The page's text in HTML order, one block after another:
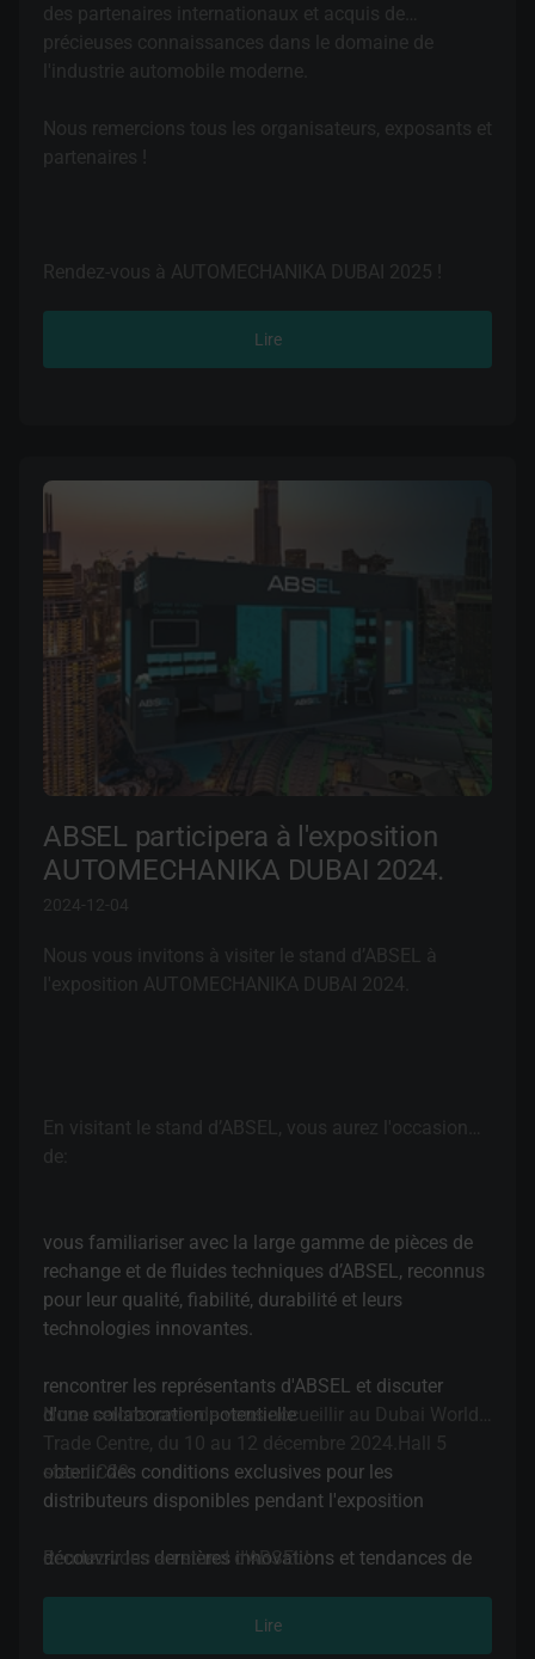
des partenaires internationaux et acquis de
précieuses connaissances dans le domaine de
l'industrie automobile moderne.
Nous remercions tous les organisateurs, exposants et
partenaires !
Rendez-vous à AUTOMECHANIKA DUBAI 2025 !
Lire
ABSEL participera à l'exposition
AUTOMECHANIKA DUBAI 2024.
2024-12-04
Nous vous invitons à visiter le stand d’ABSEL à
l'exposition AUTOMECHANIKA DUBAI 2024.
En visitant le stand d’ABSEL, vous aurez l'occasion
de:
vous familiariser avec la large gamme de pièces de
rechange et de fluides techniques d’ABSEL, reconnus
pour leur qualité, fiabilité, durabilité et leurs
technologies innovantes.
rencontrer les représentants d'ABSEL et discuter
d'une collaboration potentielle
obtenir des conditions exclusives pour les
distributeurs disponibles pendant l'exposition
découvrir les dernières innovations et tendances de
Nous serons ravis de vous accueillir au Dubai World
Trade Centre, du 10 au 12 décembre 2024.Hall 5
stand C28.
Rendez-vous au stand d'ABSEL!
Lire